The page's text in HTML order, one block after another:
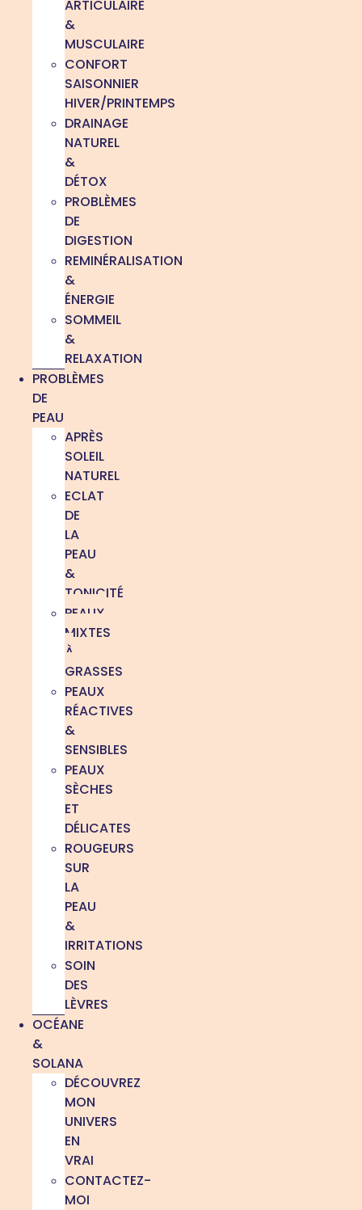
ARTICULAIRE
&
MUSCULAIRE
CONFORT
SAISONNIER
HIVER/PRINTEMPS
DRAINAGE
NATUREL
&
DÉTOX
PROBLÈMES
DE
DIGESTION
REMINÉRALISATION
&
ÉNERGIE
SOMMEIL
&
RELAXATION
PROBLÈMES
DE
PEAU
APRÈS
SOLEIL
NATUREL
ECLAT
DE
LA
PEAU
&
TONICITÉ
PEAUX
MIXTES
À
GRASSES
PEAUX
RÉACTIVES
&
SENSIBLES
PEAUX
SÈCHES
ET
DÉLICATES
ROUGEURS
SUR
LA
PEAU
&
IRRITATIONS
SOIN
DES
LÈVRES
OCÉANE
&
SOLANA
DÉCOUVREZ
MON
UNIVERS
EN
VRAI
CONTACTEZ-
MOI